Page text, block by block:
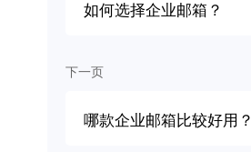
如何选择企业邮箱？
下一页
哪款企业邮箱比较好用？